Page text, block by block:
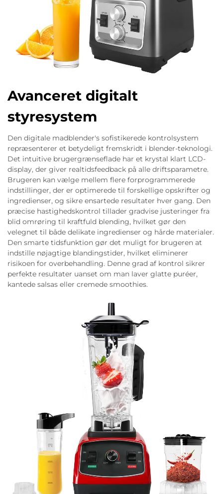
Avanceret digitalt
styresystem
Den digitale madblender's sofistikerede kontrolsystem
repræsenterer et betydeligt fremskridt i blender-teknologi.
Det intuitive brugergrænseflade har et krystal klart LCD-
display, der giver realtidsfeedback på alle driftsparametre.
Brugeren kan vælge mellem flere forprogrammerede
indstillinger, der er optimerede til forskellige opskrifter og
ingredienser, og sikre ensartede resultater hver gang. Den
præcise hastighedskontrol tillader gradvise justeringer fra
blid omrøring til kraftfuld blending, hvilket gør den
velegnet til både delikate ingredienser og hårde materialer.
Den smarte tidsfunktion gør det muligt for brugeren at
indstille nøjagtige blandingstider, hvilket eliminerer
risikoen for overbehandling. Denne grad af kontrol sikrer
perfekte resultater uanset om man laver glatte puréer,
kantede salsas eller cremede smoothies.